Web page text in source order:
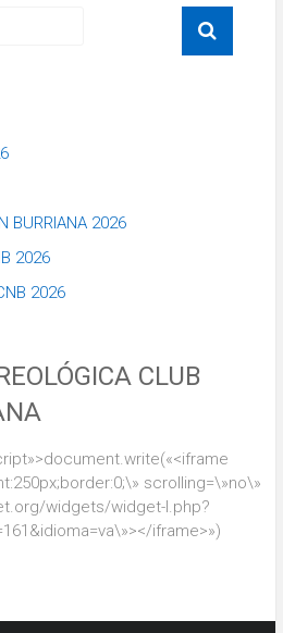
BURRIANA 2026
2026
2026
CLUB
scrolling=\»no\»
widgets/widget-l.php?
iframe>»)